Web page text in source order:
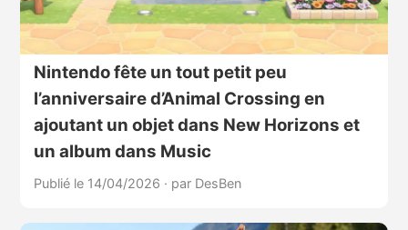
Nintendo fête un tout petit peu
l’anniversaire d’Animal Crossing en
ajoutant un objet dans New Horizons et
un album dans Music
Publié le 14/04/2026 · par DesBen